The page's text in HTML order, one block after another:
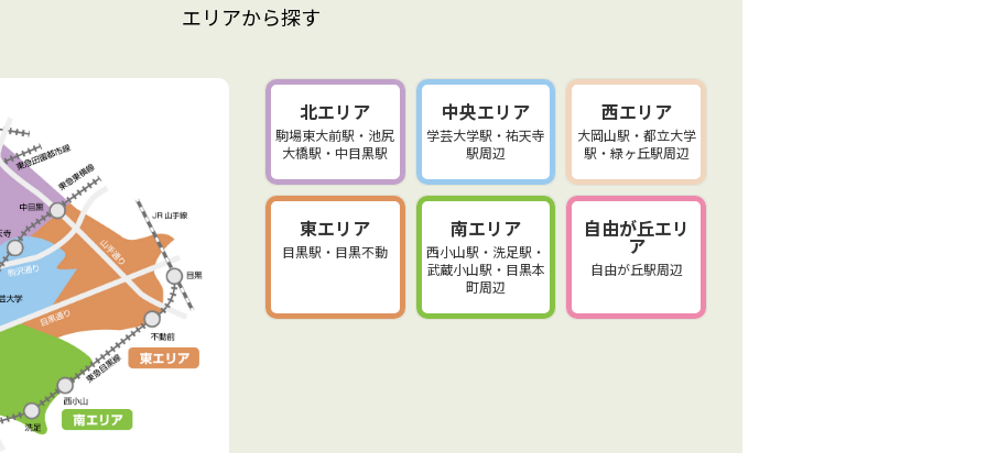
エリアから探す
北エリア
駒場東大前駅・池尻
大橋駅・中目黒駅
中央エリア
学芸大学駅・祐天寺
駅周辺
西エリア
大岡山駅・都立大学
駅・緑ヶ丘駅周辺
東エリア
目黒駅・目黒不動
南エリア
西小山駅・洗足駅・
武蔵小山駅・目黒本
町周辺
自由が丘エリ
ア
自由が丘駅周辺